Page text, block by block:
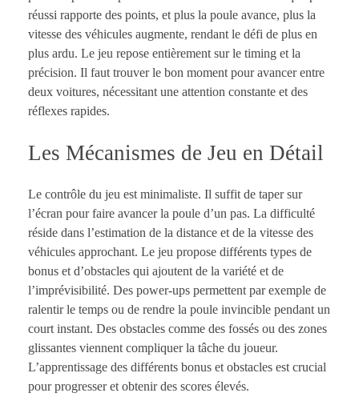
réussi rapporte des points, et plus la poule avance, plus la
vitesse des véhicules augmente, rendant le défi de plus en
plus ardu. Le jeu repose entièrement sur le timing et la
précision. Il faut trouver le bon moment pour avancer entre
deux voitures, nécessitant une attention constante et des
réflexes rapides.
Les Mécanismes de Jeu en Détail
Le contrôle du jeu est minimaliste. Il suffit de taper sur
l’écran pour faire avancer la poule d’un pas. La difficulté
réside dans l’estimation de la distance et de la vitesse des
véhicules approchant. Le jeu propose différents types de
bonus et d’obstacles qui ajoutent de la variété et de
l’imprévisibilité. Des power-ups permettent par exemple de
ralentir le temps ou de rendre la poule invincible pendant un
court instant. Des obstacles comme des fossés ou des zones
glissantes viennent compliquer la tâche du joueur.
L’apprentissage des différents bonus et obstacles est crucial
pour progresser et obtenir des scores élevés.